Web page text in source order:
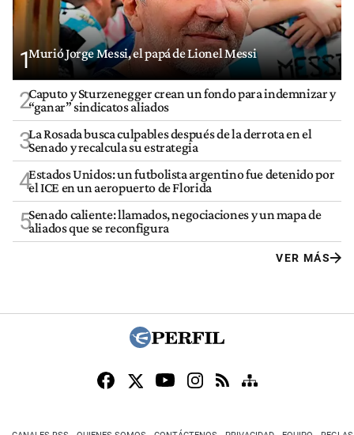
1Murió Jorge Messi, el papá de Lionel Messi
2Caputo y Sturzenegger crean un fondo para indemnizar y
“ganar” sindicatos aliados
3La Rosada busca culpables después de la derrota en el
Senado y recalcula su estrategia
4Estados Unidos: un futbolista argentino fue detenido por
el ICE en un aeropuerto de Florida
5Senado caliente: llamados, negociaciones y un mapa de
aliados que se reconfigura
VER MÁS